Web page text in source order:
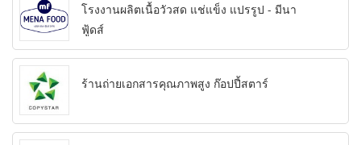
โรงงานผลิตเนื้อวัวสด แช่แข็ง แปรรูป - มีนา
ฟู้ดส์
ร้านถ่ายเอกสารคุณภาพสูง ก๊อปปี้สตาร์